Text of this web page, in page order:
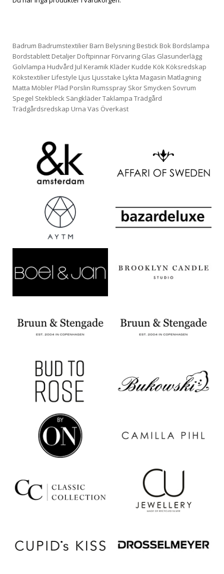
Badrum Badrumstextilier Barn Belysning Bestick Bok Bordslampa
Bordstablett Detaljer Doftpinnar Förvaring Glas Glasunderlägg
Golvlampa Hudvård Jul Keramik Kläder Kudde Kök Köksredskap
Kökstextilier Lifestyle Ljus Ljusstake Lykta Magasin Matlagning
Matta Möbler Pläd Porslin Rumsspray Skor Smycken Sovrum
Spegel Stekbleck SängkläderTaklampa Trädgård
Trädgårdsredskap Urna Vas Överkast